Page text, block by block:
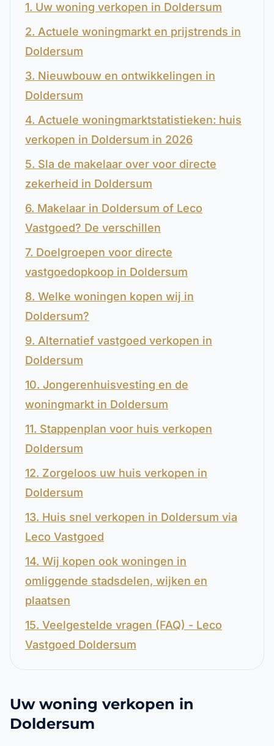
1. Uw woning verkopen in Doldersum
2. Actuele woningmarkt en prijstrends in
Doldersum
3. Nieuwbouw en ontwikkelingen in
Doldersum
4. Actuele woningmarktstatistieken: huis
verkopen in Doldersum in 2026
5. Sla de makelaar over voor directe
zekerheid in Doldersum
6. Makelaar in Doldersum of Leco
Vastgoed? De verschillen
7. Doelgroepen voor directe
vastgoedopkoop in Doldersum
8. Welke woningen kopen wij in
Doldersum?
9. Alternatief vastgoed verkopen in
Doldersum
10. Jongerenhuisvesting en de
woningmarkt in Doldersum
11. Stappenplan voor huis verkopen
Doldersum
12. Zorgeloos uw huis verkopen in
Doldersum
13. Huis snel verkopen in Doldersum via
Leco Vastgoed
14. Wij kopen ook woningen in
omliggende stadsdelen, wijken en
plaatsen
15. Veelgestelde vragen (FAQ) - Leco
Vastgoed Doldersum
Uw woning verkopen in
Doldersum